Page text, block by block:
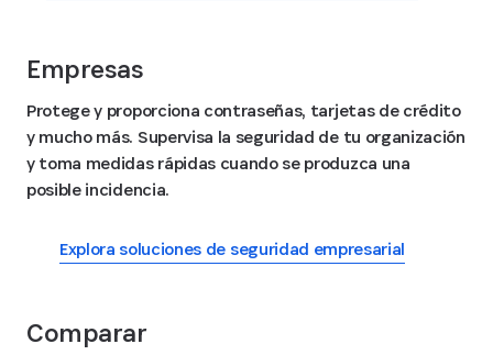
Empresas
Protege y proporciona contraseñas, tarjetas de crédito
y mucho más. Supervisa la seguridad de tu organización
y toma medidas rápidas cuando se produzca una
posible incidencia.
Explora soluciones de seguridad empresarial
Comparar